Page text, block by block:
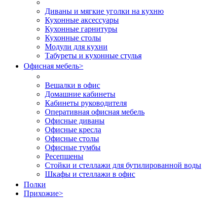
Диваны и мягкие уголки на кухню
Кухонные аксессуары
Кухонные гарнитуры
Кухонные столы
Модули для кухни
Табуреты и кухонные стулья
Офисная мебель>
Вешалки в офис
Домашние кабинеты
Кабинеты руководителя
Оперативная офисная мебель
Офисные диваны
Офисные кресла
Офисные столы
Офисные тумбы
Ресепшены
Стойки и стеллажи для бутилированной воды
Шкафы и стеллажи в офис
Полки
Прихожие>